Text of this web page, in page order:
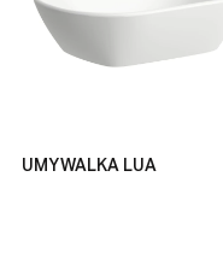
UMYWALKA LUA